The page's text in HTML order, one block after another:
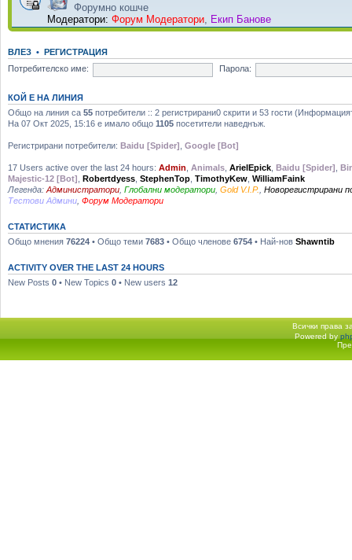
Форумно кошче
Модератори: Форум Модератори Екип Банове
ВЛЕЗ • РЕГИСТРАЦИЯ
Потребителско име:
Парола:
КОЙ Е НА ЛИНИЯ
Общо на линия са 55 потребители :: 2 регистрирани0 скрити и 53 гости
На 07 Окт 2025, 15:16 е имало общо 1105 посетители наведнъж.
Регистрирани потребители: Baidu [Spider] Google [Bot]
17 Users active over the last 24 hours: Admin Animals ArielEpick Baidu [Spider]
Majestic-12 [Bot] Robertdyess StephenTop TimothyKew WilliamFaink
Легенда: Администратори Глобални модератори Gold V.I.P. Новорегистрирани
Тестови Админи Форум Модератори
СТАТИСТИКА
Общо мнения 76224 • Общо теми 7683 • Общо членове 6754 • Най-нов Shawntib
ACTIVITY OVER THE LAST 24 HOURS
New Posts 0 • New Topics 0 • New users 12
Всички права
Начало форум Powered by